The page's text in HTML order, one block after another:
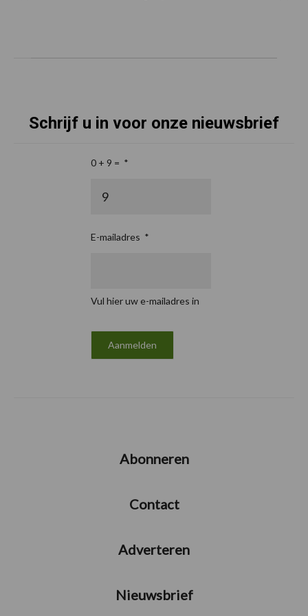
Schrijf u in voor onze nieuwsbrief
0 + 9 = *
E-mailadres *
Vul hier uw e-mailadres in
Abonneren
Contact
Adverteren
Nieuwsbrief